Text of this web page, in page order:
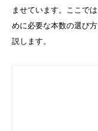
ませています。ここで
めに必要な本数の選び
説します。